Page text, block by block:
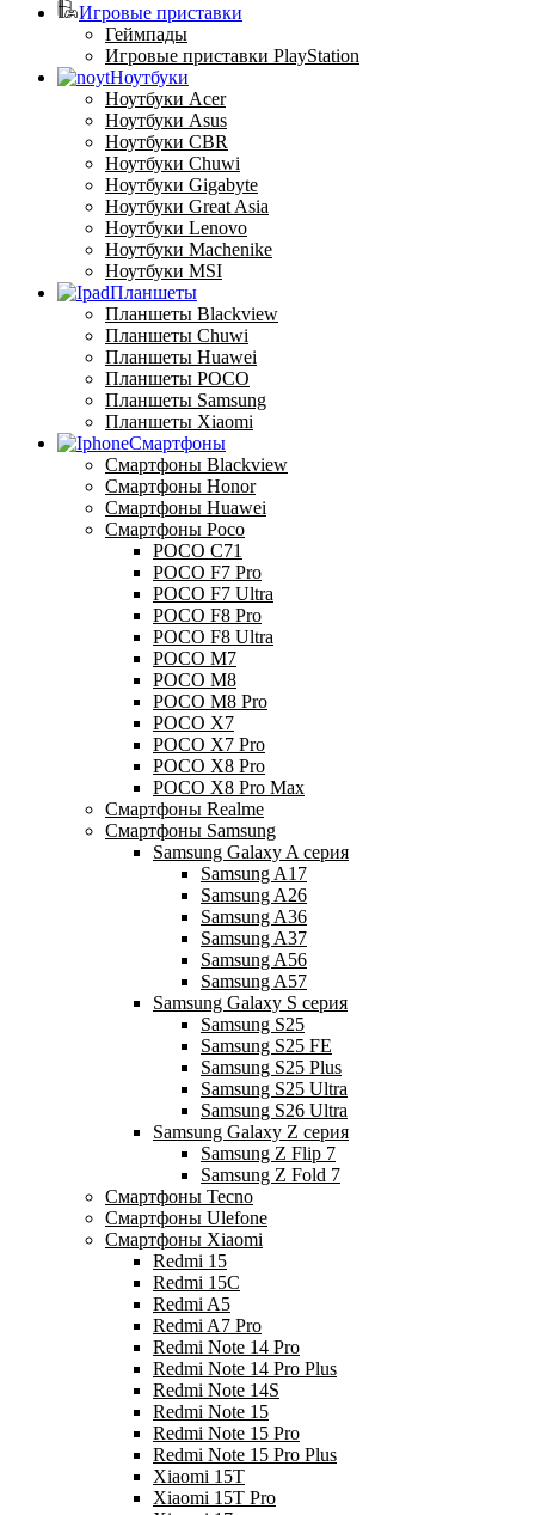
Игровые приставки
Геймпады
Игровые приставки PlayStation
Ноутбуки
Ноутбуки Acer
Ноутбуки Asus
Ноутбуки CBR
Ноутбуки Chuwi
Ноутбуки Gigabyte
Ноутбуки Great Asia
Ноутбуки Lenovo
Ноутбуки Machenike
Ноутбуки MSI
Планшеты
Планшеты Blackview
Планшеты Chuwi
Планшеты Huawei
Планшеты POCO
Планшеты Samsung
Планшеты Xiaomi
Смартфоны
Смартфоны Blackview
Смартфоны Honor
Смартфоны Huawei
Смартфоны Poco
POCO C71
POCO F7 Pro
POCO F7 Ultra
POCO F8 Pro
POCO F8 Ultra
POCO M7
POCO M8
POCO M8 Pro
POCO X7
POCO X7 Pro
POCO X8 Pro
POCO X8 Pro Max
Смартфоны Realme
Смартфоны Samsung
Samsung Galaxy A серия
Samsung A17
Samsung A26
Samsung A36
Samsung A37
Samsung A56
Samsung A57
Samsung Galaxy S серия
Samsung S25
Samsung S25 FE
Samsung S25 Plus
Samsung S25 Ultra
Samsung S26 Ultra
Samsung Galaxy Z серия
Samsung Z Flip 7
Samsung Z Fold 7
Смартфоны Tecno
Смартфоны Ulefone
Смартфоны Xiaomi
Redmi 15
Redmi 15C
Redmi A5
Redmi A7 Pro
Redmi Note 14 Pro
Redmi Note 14 Pro Plus
Redmi Note 14S
Redmi Note 15
Redmi Note 15 Pro
Redmi Note 15 Pro Plus
Xiaomi 15T
Xiaomi 15T Pro